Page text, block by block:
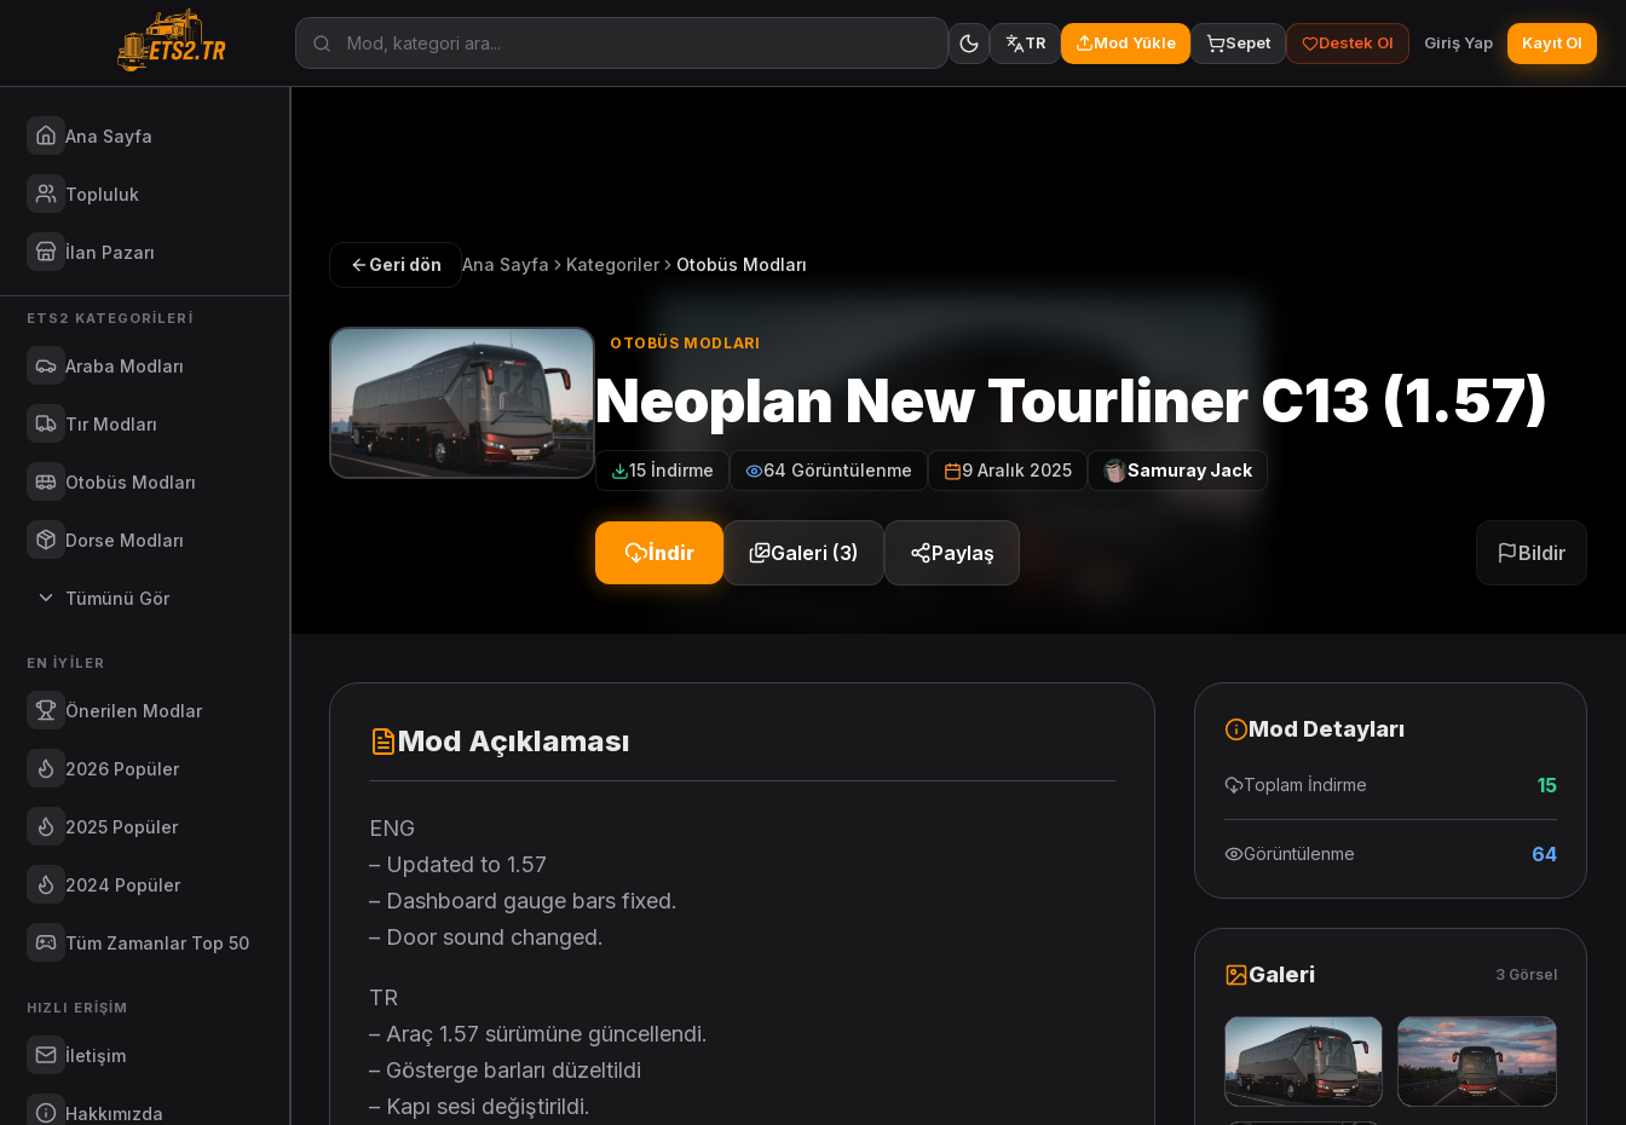
TR Mod Yükle Sepet Destek Ol Giriş Yap Kayıt Ol
Ana Sayfa
Topluluk
İlan Pazarı
ETS2 KATEGORILERI
Araba Modları
Tır Modları
Otobüs Modları
Dorse Modları
Tümünü Gör
EN İYILER
Önerilen Modlar
2026 Popüler
2025 Popüler
2024 Popüler
Tüm Zamanlar Top 50
HIZLI ERIŞIM
İletişim
Hakkımızda
Geri dön Ana Sayfa Kategoriler Otobüs Modları
OTOBÜS MODLARI
Neoplan New Tourliner C13 (1.57)
15 İndirme 64 Görüntülenme 9 Aralık 2025 Samuray Jack
İndir Galeri (3) Paylaş Bildir
Mod Açıklaması
ENG
– Updated to 1.57
– Dashboard gauge bars fixed.
– Door sound changed.
TR
– Araç 1.57 sürümüne güncellendi.
– Gösterge barları düzeltildi
– Kapı sesi değiştirildi.
Mod Detayları
Toplam İndirme 15
Görüntülenme 64
Galeri 3 Görsel